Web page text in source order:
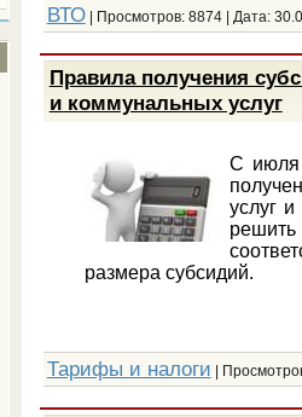
ВТО| Просмотров: 8874 | Дата:
Правила получения
и коммунальных услуг
С июля
услуг
размера субсидий.
Тарифы и налоги |